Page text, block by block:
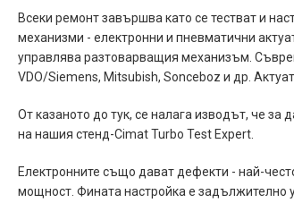
Всеки ремонт завършва като се тестват и
механизми - електронни и пневматични
управлява разтоварващия механизъм.
VDO/Siemens, Mitsubish, Sonceboz и др.
От казаното до тук, се налага изводът, че
на нашия стенд-Cimat Turbo Test Expert.
Електронните също дават дефекти - най-
мощност. Фината настройка е задължително